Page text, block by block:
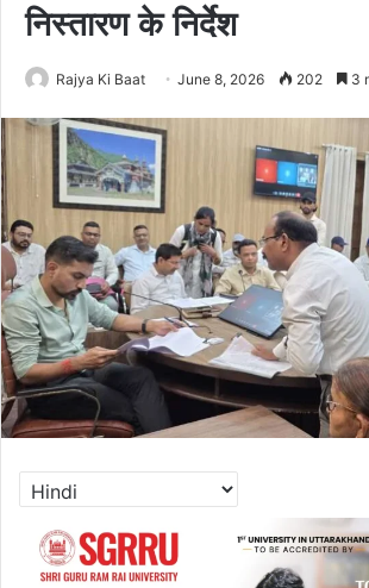
निस्तारण के निर्देश
Rajya Ki Baat June 8, 2026 202 3